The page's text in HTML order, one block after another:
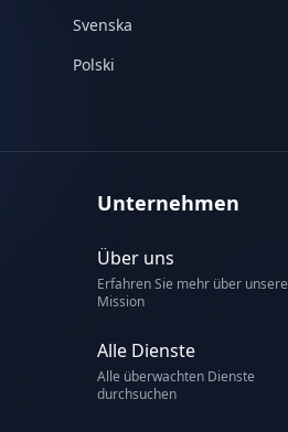
Svenska
Polski
Unternehmen
Über uns
Erfahren Sie mehr über unsere
Mission
Alle Dienste
Alle überwachten Dienste
durchsuchen